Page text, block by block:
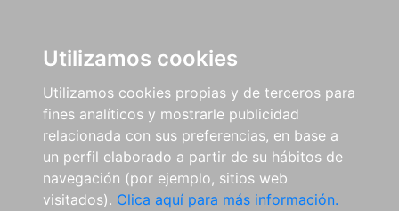
Utilizamos cookies
Utilizamos cookies propias y de terceros para
fines analíticos y mostrarle publicidad
relacionada con sus preferencias, en base a
un perfil elaborado a partir de su hábitos de
navegación (por ejemplo, sitios web
visitados). Clica aquí para más información.